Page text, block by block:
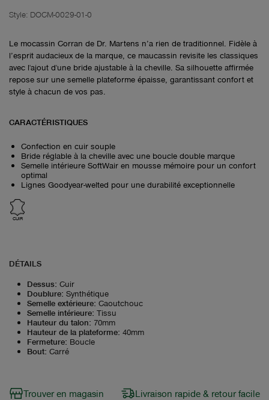
Style: DOCM-0029-01-0
Le mocassin Corran de Dr. Martens n’a rien de traditionnel. Fidèle à
l’esprit audacieux de la marque, ce maucassin revisite les classiques
avec l'ajout d'une bride ajustable à la cheville. Sa silhouette affirmée
repose sur une semelle plateforme épaisse, garantissant confort et
style à chacun de vos pas.
CARACTÉRISTIQUES
Confection en cuir souple
Bride réglable à la cheville avec une boucle double marque
Semelle intérieure SoftWair en mousse mémoire pour un confort
optimal
Lignes Goodyear-welted pour une durabilité exceptionnelle
CUIR
DÉTAILS
Dessus: Cuir
Doublure: Synthétique
Semelle extérieure: Caoutchouc
Semelle intérieure: Tissu
Hauteur du talon: 70mm
Hauteur de la plateforme: 40mm
Fermeture: Boucle
Bout: Carré
Trouver en magasin Livraison rapide & retour facile